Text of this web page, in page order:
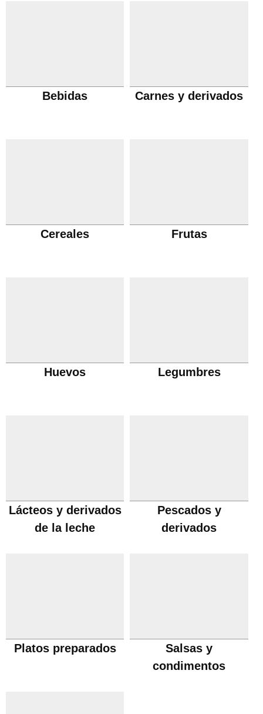
Bebidas Carnes y derivados
Cereales Frutas
Huevos Legumbres
Lácteos y derivados
de la leche
Pescados y
derivados
Platos preparados
Salsas y
condimentos